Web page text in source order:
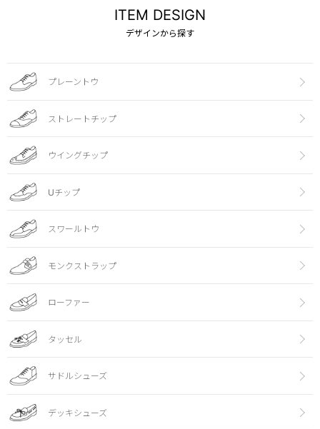
ITEM DESIGN
デザインから探す
プレーントウ
ストレートチップ
ウイングチップ
Uチップ
スワールトウ
モンクストラップ
ローファー
タッセル
サドルシューズ
デッキシューズ